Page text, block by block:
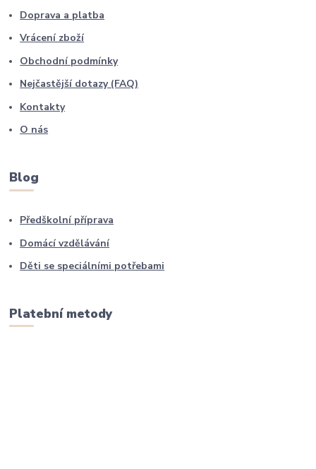
Doprava a platba
Vrácení zboží
Obchodní podmínky
Nejčastější dotazy (FAQ)
Kontakty
O nás
Blog
Předškolní příprava
Domácí vzdělávání
Děti se speciálními potřebami
Platební metody